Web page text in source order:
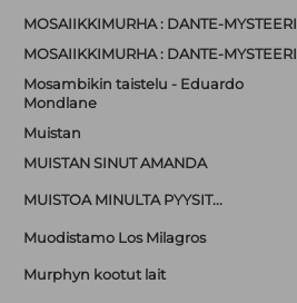
MOSAIIKKIMURHA : DANTE-MYSTEERI
MOSAIIKKIMURHA : DANTE-MYSTEERI
Mosambikin taistelu - Eduardo
Mondlane
Muistan
MUISTAN SINUT AMANDA
MUISTOA MINULTA PYYSIT...
Muodistamo Los Milagros
Murphyn kootut lait